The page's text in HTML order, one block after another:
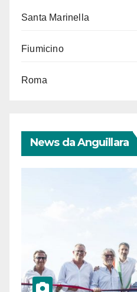
Santa Marinella
Fiumicino
Roma
News da Anguillara